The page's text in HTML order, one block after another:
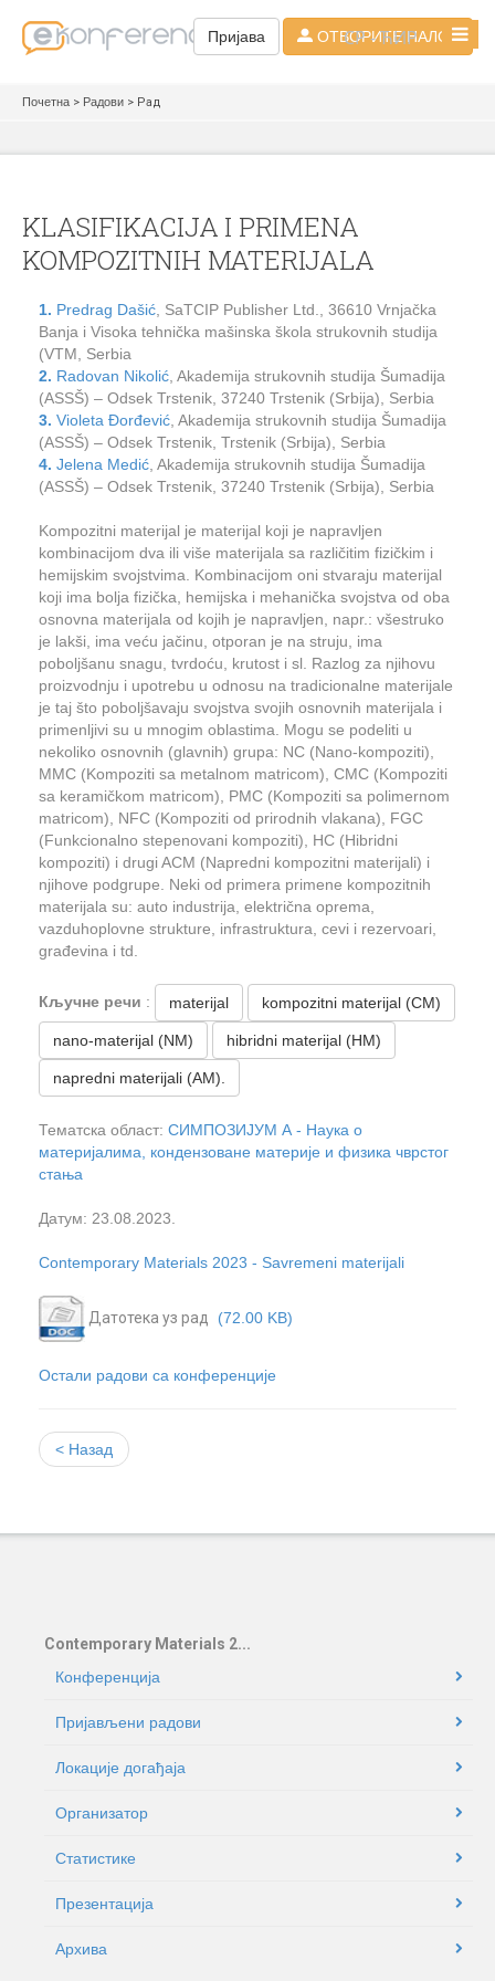
Пријава ОТВОРИТЕ НАЛОГ
СР - ЋИР
Почетна > Радови > Рад
KLASIFIKACIJA I PRIMENA
KOMPOZITNIH MATERIJALA
1. Predrag Dašić , SaTCIP Publisher Ltd., 36610 Vrnjačka
Banja i Visoka tehnička mašinska škola strukovnih studija
(VTM, Serbia
2. Radovan Nikolić , Akademija strukovnih studija Šumadija
(ASSŠ) – Odsek Trstenik, 37240 Trstenik (Srbija), Serbia
3. Violeta Đorđević , Akademija strukovnih studija Šumadija
(ASSŠ) – Odsek Trstenik, Trstenik (Srbija), Serbia
4. Jelena Medić , Akademija strukovnih studija Šumadija
(ASSŠ) – Odsek Trstenik, 37240 Trstenik (Srbija), Serbia
Kompozitni materijal je materijal koji je napravljen
kombinacijom dva ili više materijala sa različitim fizičkim i
hemijskim svojstvima. Kombinacijom oni stvaraju materijal
koji ima bolja fizička, hemijska i mehanička svojstva od oba
osnovna materijala od kojih je napravljen, napr.: všestruko
je lakši, ima veću jačinu, otporan je na struju, ima
poboljšanu snagu, tvrdoću, krutost i sl. Razlog za njihovu
proizvodnju i upotrebu u odnosu na tradicionalne materijale
je taj što poboljšavaju svojstva svojih osnovnih materijala i
primenljivi su u mnogim oblastima. Mogu se podeliti u
nekoliko osnovnih (glavnih) grupa: NC (Nano-kompoziti),
MMC (Kompoziti sa metalnom matricom), CMC (Kompoziti
sa keramičkom matricom), PMC (Kompoziti sa polimernom
matricom), NFC (Kompoziti od prirodnih vlakana), FGC
(Funkcionalno stepenovani kompoziti), HC (Hibridni
kompoziti) i drugi ACM (Napredni kompozitni materijali) i
njihove podgrupe. Neki od primera primene kompozitnih
materijala su: auto industrija, električna oprema,
vazduhoplovne strukture, infrastruktura, cevi i rezervoari,
građevina i td.
Кључне речи : materijal kompozitni materijal (CM)
nano-materijal (NM) hibridni materijal (HM)
napredni materijali (AM).
Тематска област: СИМПОЗИЈУМ А - Наука о
материјалима, кондензоване материје и физикa чврстог
стања
Датум: 23.08.2023.
Contemporary Materials 2023 - Savremeni materijali
Датотека уз рад (72.00 KB)
Остали радови са конференције
< Назад
Contemporary Materials 2...
Конференција
Пријављени радови
Локације догађаја
Oрганизатор
Статистике
Презентација
Архива